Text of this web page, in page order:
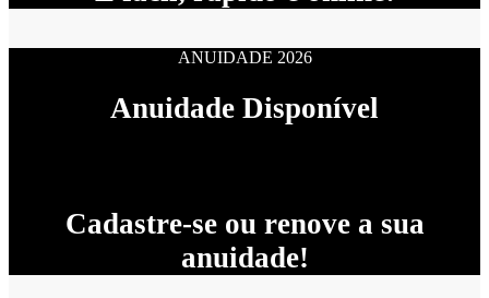
ANUIDADE 2026
Anuidade Disponível
Cadastre-se ou renove a sua
anuidade!